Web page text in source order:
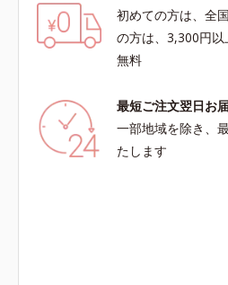
初めての方は、全
の方は、3,300円
無料
最短ご注文翌日お
一部地域を除き、
たします